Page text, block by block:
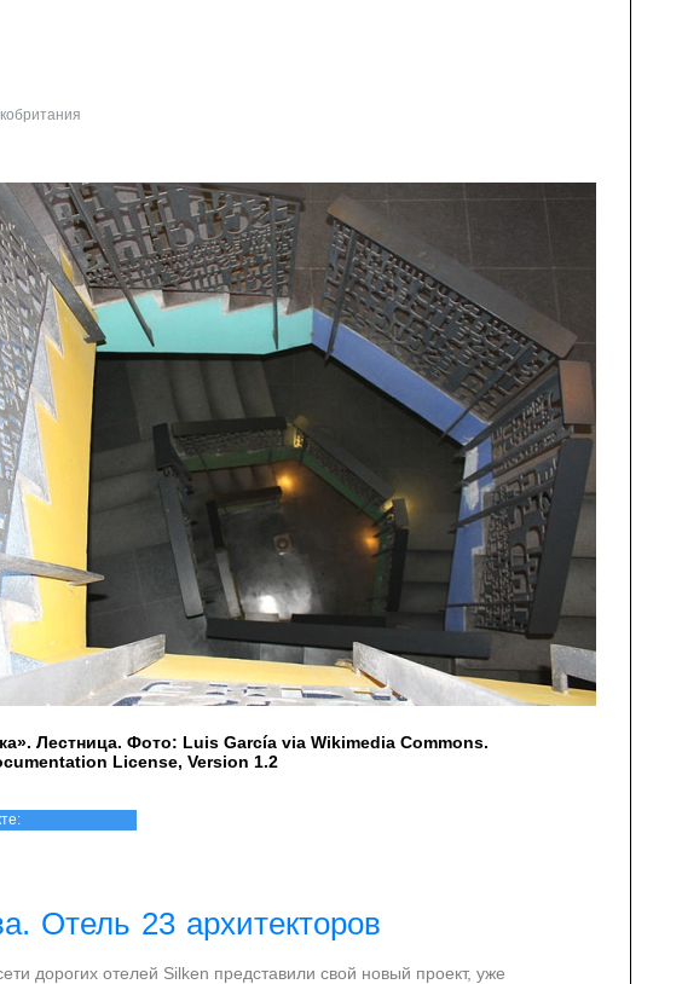
Лестница. Фото: Luis García via Wikimedia Commons.
License, Version 1.2
Отель 23 архитекторов
дорогих отелей Silken представили свой новый проект, уже